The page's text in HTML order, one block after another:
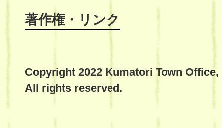
著作権・リンク
Copyright 2022 Kumatori Town Office,
All rights reserved.